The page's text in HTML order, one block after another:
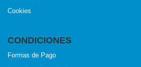
Cookies
CONDICIONES
Formas de Pago